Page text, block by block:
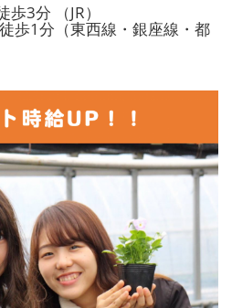
3分 （JR）
歩1分（東西線・銀座線・都